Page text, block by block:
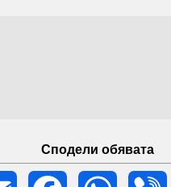
Сподели обявата
Email
Facebook WhatsApp